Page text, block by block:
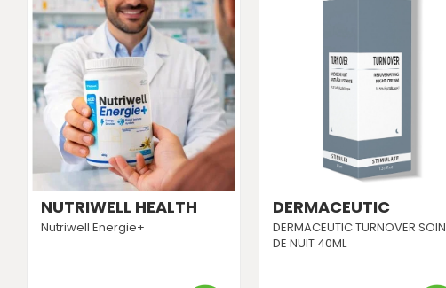
NUTRIWELL HEALTH
Nutriwell Energie+
DERMACEUTIC
DERMACEUTIC TURNOVER SOIN
DE NUIT 40ML